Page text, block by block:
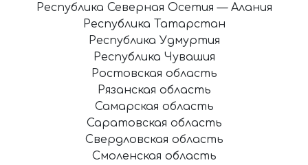
Республика Северная Осетия — Алания
Республика Татарстан
Республика Удмуртия
Республика Чувашия
Ростовская область
Рязанская область
Самарская область
Саратовская область
Свердловская область
Смоленская область